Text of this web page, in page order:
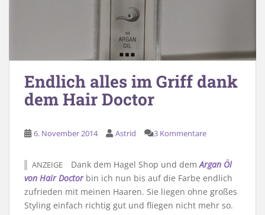
Endlich alles im Griff dank
dem Hair Doctor
6. November 2014 Astrid 3 Kommentare
ANZEIGE Dank dem Hagel Shop und demArgan Öl
von Hair Doctorbin ich nun bis auf die Farbe endlich
zufrieden mit meinen Haaren. Sie liegen ohne großes
Styling einfach richtig gut und fliegen nicht mehr so.